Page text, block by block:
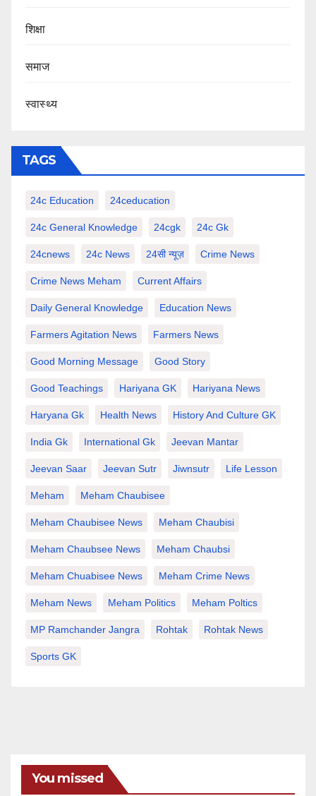
शिक्षा
समाज
स्वास्थ्य
TAGS
24c Education 24ceducation
24c General Knowledge 24cgk 24c Gk
24cnews 24c News 24सी न्यूज़ Crime News
Crime News Meham Current Affairs
Daily General Knowledge Education News
Farmers Agitation News Farmers News
Good Morning Message Good Story
Good Teachings Hariyana GK Hariyana News
Haryana Gk Health News History And Culture GK
India Gk International Gk Jeevan Mantar
Jeevan Saar Jeevan Sutr Jiwnsutr Life Lesson
Meham Meham Chaubisee
Meham Chaubisee News Meham Chaubisi
Meham Chaubsee News Meham Chaubsi
Meham Chuabisee News Meham Crime News
Meham News Meham Politics Meham Poltics
MP Ramchander Jangra Rohtak Rohtak News
Sports GK
You missed